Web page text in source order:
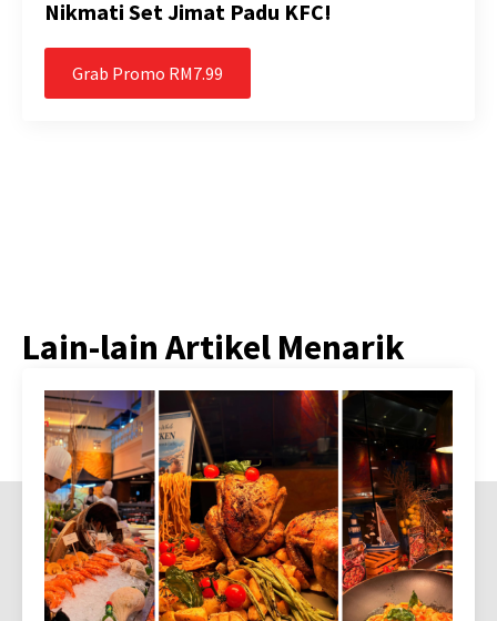
Nikmati Set Jimat Padu KFC!
Grab Promo RM7.99
Lain-lain Artikel Menarik